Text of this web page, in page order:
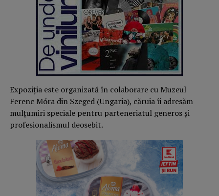
Expoziția este organizată în colaborare cu Muzeul
Ferenc Móra din Szeged (Ungaria), căruia îi adresăm
mulțumiri speciale pentru parteneriatul generos și
profesionalismul deosebit.